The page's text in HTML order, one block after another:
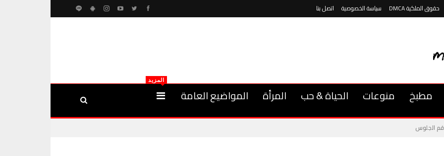
حقوق الملكية DMCA سياسة الخصوصية اتصل بنا
مطبخ منوعات الحياة & حب المرأة المواضيع العامة
المزيد
الجلوس